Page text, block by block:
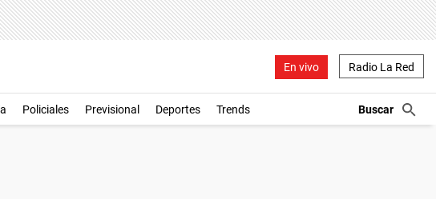
En vivo Radio La Red
Policiales Previsional Deportes Trends